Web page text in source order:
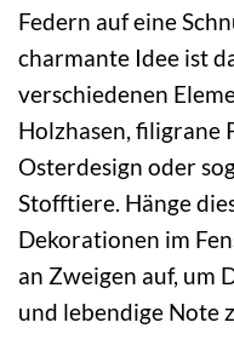
Federn auf eine
charmante Idee ist
verschiedenen
Holzhasen, filigrane
Osterdesign oder
Stofftiere. Hänge
Dekorationen im
an Zweigen auf, um
und lebendige Note